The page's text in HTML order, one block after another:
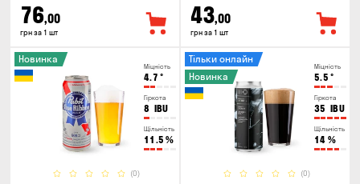
76,00
грн за 1 шт
43,00
грн за 1 шт
Міцність
4.7 °
Гіркота
8 IBU
Щільність
11.5 %
(0)
Новинка
Міцність
5.5 °
Гіркота
35 IBU
Щільність
14 %
(0)
Тільки онлайн
Новинка